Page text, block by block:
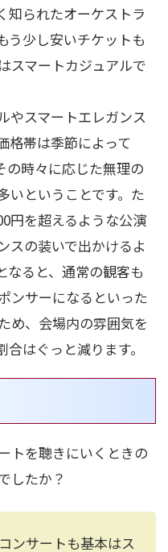
知られたオーケストラ
う少し安いチケットも
スマートカジュアルで
やスマートエレガンス
格帯は季節によって
の時々に応じた無理の
いということです。た
円を超えるような公演
スの装いで出かけるよ
なると、通常の観客も
ンサーになるといった
め、会場内の雰囲気を
はぐっと減ります。
トを聴きにいくときの
したか？
ンサートも基本はス